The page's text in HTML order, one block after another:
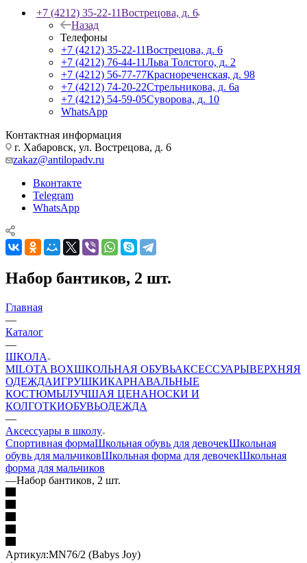
+7 (4212) 35-22-11Вострецова, д. 6
Назад
Телефоны
+7 (4212) 35-22-11Вострецова, д. 6
+7 (4212) 76-44-11Льва Толстого, д. 2
+7 (4212) 56-77-77Краснореченская, д. 98
+7 (4212) 74-20-22Стрельникова, д. 6а
+7 (4212) 54-59-05Суворова, д. 10
WhatsApp
Контактная информация
г. Хабаровск, ул. Вострецова, д. 6
zakaz@antilopadv.ru
Вконтакте
Telegram
WhatsApp
Набор бантиков, 2 шт.
Главная
—
Каталог
—
ШКОЛА
MILOTA BOXШКОЛЬНАЯ ОБУВЬАКСЕССУАРЫВЕРХНЯЯ
ОДЕЖДАИГРУШКИКАРНАВАЛЬНЫЕ
КОСТЮМЫЛУЧШАЯ ЦЕНАНОСКИ И
КОЛГОТКИОБУВЬОДЕЖДА
—
Аксессуары в школу
Спортивная формаШкольная обувь для девочекШкольная
обувь для мальчиковШкольная форма для девочекШкольная
форма для мальчиков
—Набор бантиков, 2 шт.
Артикул:MN76/2 (Babys Joy)